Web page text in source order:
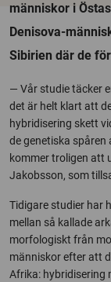
människor i
Denisova-
Sibirien där de
— Vår studie täcker
det är helt klart att
hybridisering skett
de genetiska spåren
kommer troligen att
Jakobsson, som
Tidigare studier har
mellan så kallade
morfologiskt från
människor efter att
Afrika: hybridisering